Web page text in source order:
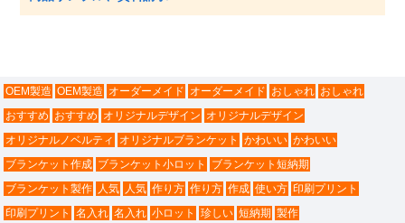
OEM製造 OEM製造 オーダーメイド オーダーメイド おしゃれ おしゃれ
おすすめ おすすめ オリジナルデザイン オリジナルデザイン
オリジナルノベルティ
オリジナルブランケット かわいい かわいい
ブランケット作成 ブランケット小ロット
ブランケット短納期
ブランケット製作 人気 人気 作り方 作り方 作成 使い方 印刷プリント
印刷プリント
名入れ 名入れ 小ロット 珍しい 短納期 製作